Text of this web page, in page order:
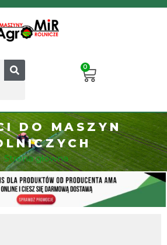
0
Cart
DO MASZYN
Strona główna